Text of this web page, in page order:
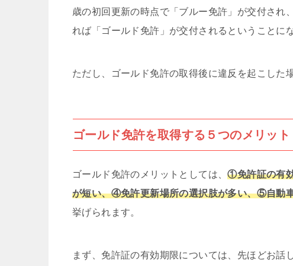
歳の初回更新の時点で「ブルー免許」が交付さ
れば「ゴールド免許」が交付されるということに
ただし、ゴールド免許の取得後に違反を起こした
ゴールド免許を取得する５つのメリット
ゴールド免許のメリットとしては、①免許証の有
が短い、④免許更新場所の選択肢が多い、⑤自動
挙げられます。
まず、免許証の有効期限については、先ほどお話